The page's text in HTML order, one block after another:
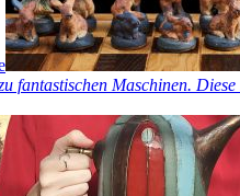
fantastischen Maschinen.